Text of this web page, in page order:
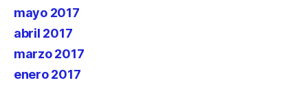
mayo 2017
abril 2017
marzo 2017
enero 2017